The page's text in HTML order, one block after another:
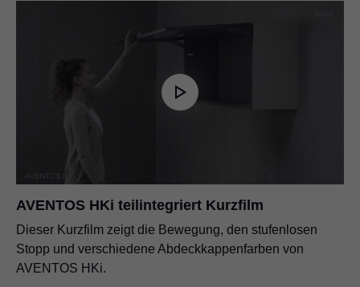
AVENTOS HKi teilintegriert Kurzfilm
Dieser Kurzfilm zeigt die Bewegung, den stufenlosen
Stopp und verschiedene Abdeckkappenfarben von
AVENTOS HKi.